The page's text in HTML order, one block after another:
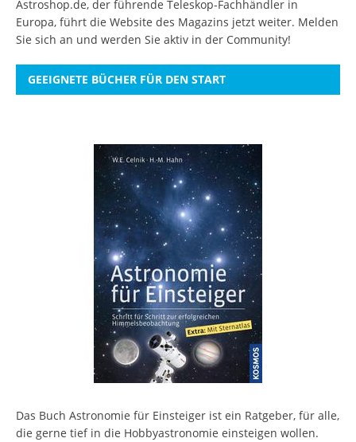
Astroshop.de, der führende Teleskop-Fachhändler in
Europa, führt die Website des Magazins jetzt weiter. Melden
Sie sich an und werden Sie aktiv in der Community!
GEEIGNETE BÜCHER FÜR DEN START
Das Buch Astronomie für Einsteiger ist ein Ratgeber, für alle,
die gerne tief in die Hobbyastronomie einsteigen wollen.